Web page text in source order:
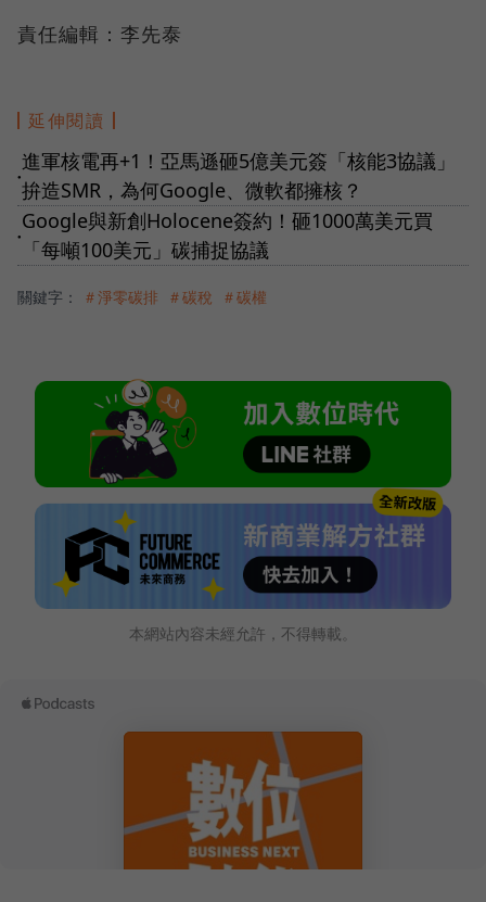
責任編輯：李先泰
延伸閱讀
●
進軍核電再+1！亞馬遜砸5億美元簽「核能3協議」
拚造SMR，為何Google、微軟都擁核？
●
Google與新創Holocene簽約！砸1000萬美元買
「每噸100美元」碳捕捉協議
關鍵字： ＃淨零碳排 ＃碳稅 ＃碳權
本網站內容未經允許，不得轉載。